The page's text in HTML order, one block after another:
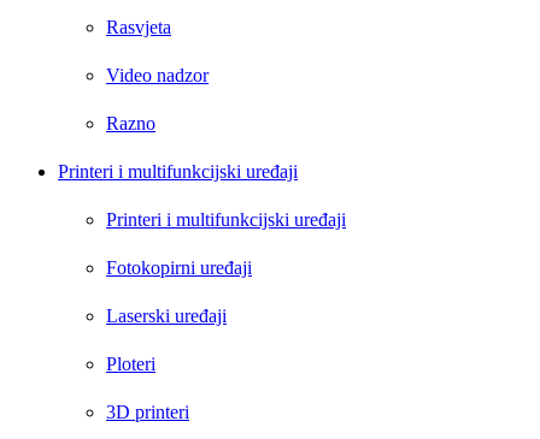
Rasvjeta
Video nadzor
Razno
Printeri i multifunkcijski uređaji
Printeri i multifunkcijski uređaji
Fotokopirni uređaji
Laserski uređaji
Ploteri
3D printeri